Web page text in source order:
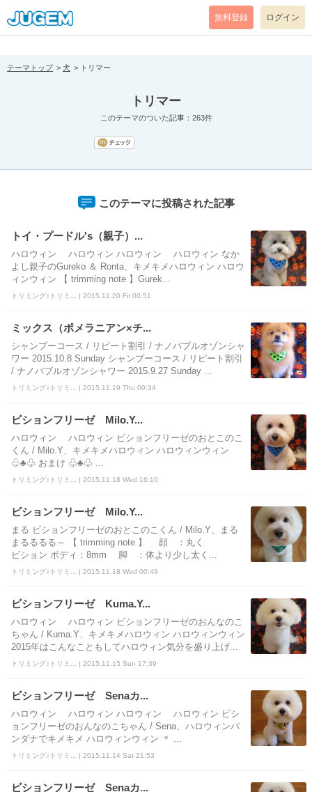
[pear_error: message="Success" code=0 mode=return level=notice
prefix="" info=""]
無料登録 ログイン
テーマトップ 犬 トリマー
トリマー
このテーマのついた記事：263件
このテーマに投稿された記事
トイ・プードル's（親子）...
ハロウィン ハロウィン ハロウィン ハロウィン なか
よし親子のGureko ＆ Ronta、キメキメハロウィン ハロウ
ィンウィン 【 trimming note 】Gurek...
トリミング♪トリミ... | 2015.11.20 Fri 00:51
ミックス（ポメラニアン×チ...
シャンプーコース / リピート割引 / ナノバブルオゾンシャ
ワー 2015.10.8 Sunday シャンプーコース / リピート割引
/ ナノバブルオゾンシャワー 2015.9.27 Sunday ...
トリミング♪トリミ... | 2015.11.19 Thu 00:34
ビションフリーゼ Milo.Y...
ハロウィン ハロウィン ビションフリーゼのおとこのこ
くん / Milo.Y、キメキメハロウィン ハロウィンウィン
♧♣♧ おまけ ♧♣♧ ...
トリミング♪トリミ... | 2015.11.18 Wed 16:10
ビションフリーゼ Milo.Y...
まる ビションフリーゼのおとこのこくん / Milo.Y、まる
まるるるる～ 【 trimming note 】 顔 ：丸く
ビション ボディ：8mm 脚 ：体より少し太く...
トリミング♪トリミ... | 2015.11.18 Wed 00:49
ビションフリーゼ Kuma.Y...
ハロウィン ハロウィン ビションフリーゼのおんなのこ
ちゃん / Kuma.Y、キメキメハロウィン ハロウィンウィン
2015年はこんなこともしてハロウィン気分を盛り上げ...
トリミング♪トリミ... | 2015.11.15 Sun 17:39
ビションフリーゼ Senaカ...
ハロウィン ハロウィン ハロウィン ハロウィン ビシ
ョンフリーゼのおんなのこちゃん / Sena、ハロウィンバ
ンダナでキメキメ ハロウィンウィン ＊ ...
トリミング♪トリミ... | 2015.11.14 Sat 21:53
ビションフリーゼ Senaカ...